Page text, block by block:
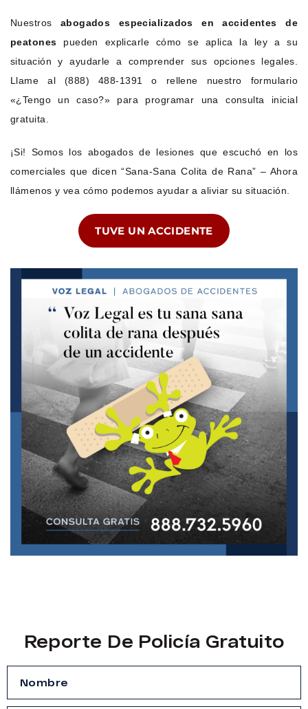
Nuestros abogados especializados en accidentes de
peatones pueden explicarle cómo se aplica la ley a su
situación y ayudarle a comprender sus opciones legales.
Llame al (888) 488-1391 o rellene nuestro formulario
«¿Tengo un caso?» para programar una consulta inicial
gratuita.
¡Si! Somos los abogados de lesiones que escuchó en los
comerciales que dicen “Sana-Sana Colita de Rana” – Ahora
llámenos y vea cómo podemos ayudar a aliviar su situación.
TUVE UN ACCIDENTE
Reporte De Policía Gratuito